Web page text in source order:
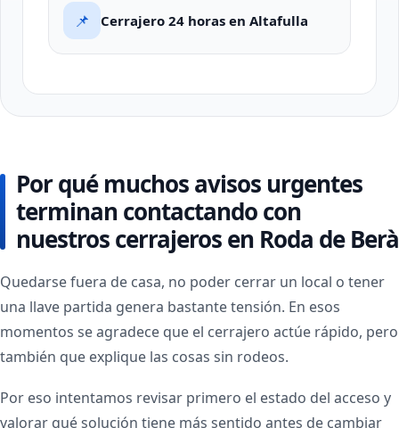
📌 Cerrajero 24 horas en Altafulla
Por qué muchos avisos urgentes
terminan contactando con
nuestros cerrajeros en Roda de Berà
Quedarse fuera de casa, no poder cerrar un local o tener
una llave partida genera bastante tensión. En esos
momentos se agradece que el cerrajero actúe rápido, pero
también que explique las cosas sin rodeos.
Por eso intentamos revisar primero el estado del acceso y
valorar qué solución tiene más sentido antes de cambiar